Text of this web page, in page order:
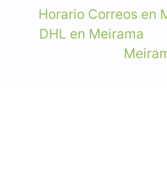
Horario Correos en
DHL en Meirama